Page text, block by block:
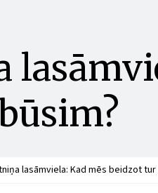
lasāmviela: Kad mēs beidzot tur